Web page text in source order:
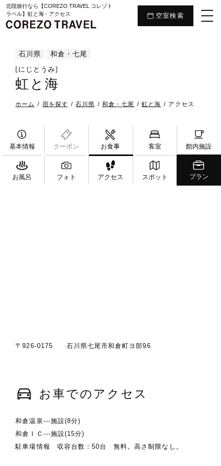
北陸旅行なら【COREZO TRAVEL コレゾト
ラベル】虹と海 - アクセス
空室検索
石川県 和倉・七尾
[にじとうみ]
虹と海
ホーム 宿を探す 石川県 和倉・七尾 虹と海 アクセス
基本情報 クーポン お食事 客室 館内施設
お風呂 フォト アクセス スポット プラン
〒926-0175 石川県七尾市和倉町ヨ部96
お車でのアクセス
和倉温泉---施設(8分)
和倉ＩＣ---施設(15分)
駐車場情報 収容台数：50台 無料。高さ制限なし。